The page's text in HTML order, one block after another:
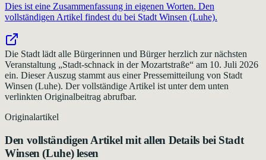
Dies ist eine Zusammenfassung in eigenen Worten. Den
vollständigen Artikel findest du bei Stadt Winsen (Luhe).
Die Stadt lädt alle Bürgerinnen und Bürger herzlich zur nächsten
Veranstaltung „Stadt-schnack in der Mozartstraße“ am 10. Juli 2026
ein. Dieser Auszug stammt aus einer Pressemitteilung von Stadt
Winsen (Luhe). Der vollständige Artikel ist unter dem unten
verlinkten Originalbeitrag abrufbar.
Originalartikel
Den vollständigen Artikel mit allen Details bei Stadt
Winsen (Luhe)lesen